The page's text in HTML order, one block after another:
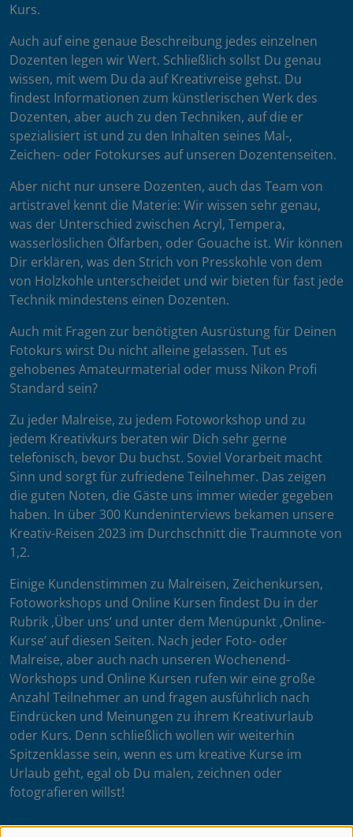
Kurs.
Auch auf eine genaue Beschreibung jedes einzelnen
Dozenten legen wir Wert. Schließlich sollst Du genau
wissen, mit wem Du da auf Kreativreise gehst. Du
findest Informationen zum künstlerischen Werk des
Dozenten, aber auch zu den Techniken, auf die er
spezialisiert ist und zu den Inhalten seines Mal-,
Zeichen- oder Fotokurses auf unseren Dozentenseiten.
Aber nicht nur unsere Dozenten, auch das Team von
artistravel kennt die Materie: Wir wissen sehr genau,
was der Unterschied zwischen Acryl, Tempera,
wasserlöslichen Ölfarben, oder Gouache ist. Wir können
Dir erklären, was den Strich von Presskohle von dem
von Holzkohle unterscheidet und wir bieten für fast jede
Technik mindestens einen Dozenten.
Auch mit Fragen zur benötigten Ausrüstung für Deinen
Fotokurs wirst Du nicht alleine gelassen. Tut es
gehobenes Amateurmaterial oder muss Nikon Profi
Standard sein?
Zu jeder Malreise, zu jedem Fotoworkshop und zu
jedem Kreativkurs beraten wir Dich sehr gerne
telefonisch, bevor Du buchst. Soviel Vorarbeit macht
Sinn und sorgt für zufriedene Teilnehmer. Das zeigen
die guten Noten, die Gäste uns immer wieder gegeben
haben. In über 300 Kundeninterviews bekamen unsere
Kreativ-Reisen 2023 im Durchschnitt die Traumnote von
1,2.
Einige Kundenstimmen zu Malreisen, Zeichenkursen,
Fotoworkshops und Online Kursen findest Du in der
Rubrik ‚Über uns’ und unter dem Menüpunkt ‚Online-
Kurse’ auf diesen Seiten. Nach jeder Foto- oder
Malreise, aber auch nach unseren Wochenend-
Workshops und Online Kursen rufen wir eine große
Anzahl Teilnehmer an und fragen ausführlich nach
Eindrücken und Meinungen zu ihrem Kreativurlaub
oder Kurs. Denn schließlich wollen wir weiterhin
Spitzenklasse sein, wenn es um kreative Kurse im
Urlaub geht, egal ob Du malen, zeichnen oder
fotografieren willst!